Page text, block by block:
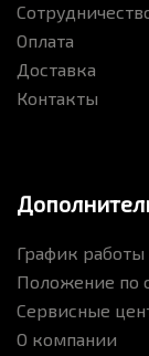
Оплата
Доставка
Контакты
График
Положение по
Сервисные
О компании